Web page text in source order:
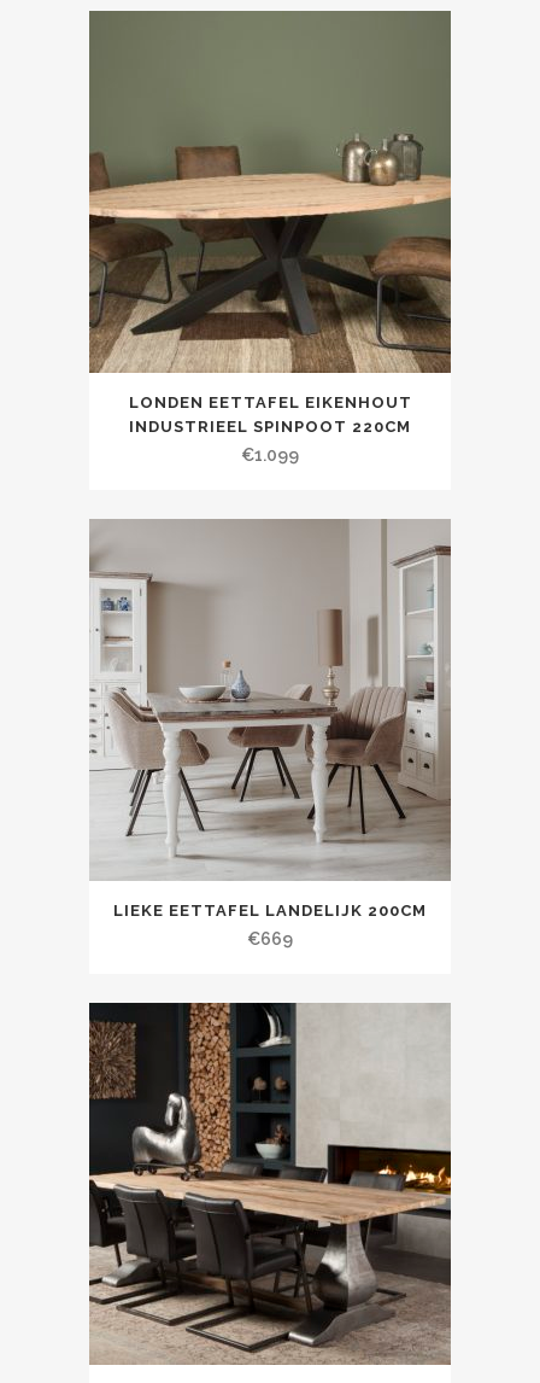
LONDEN EETTAFEL EIKENHOUT
INDUSTRIEEL SPINPOOT 220CM
€1.099
LIEKE EETTAFEL LANDELIJK 200CM
€669